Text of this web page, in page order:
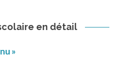
en détail
»